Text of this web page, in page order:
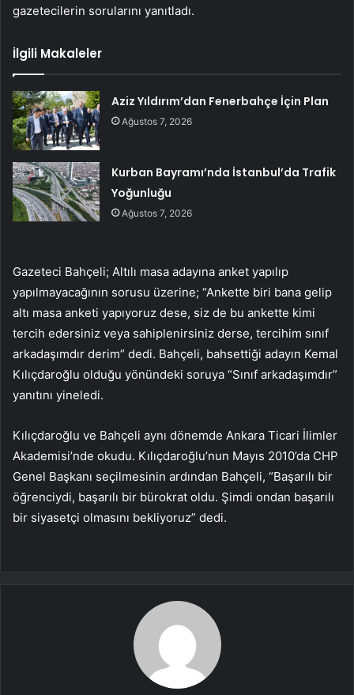
gazetecilerin sorularını yanıtladı.
İlgili Makaleler
Aziz Yıldırım’dan Fenerbahçe İçin Plan
Ağustos 7, 2026
Kurban Bayramı’nda İstanbul’da Trafik
Yoğunluğu
Ağustos 7, 2026
Gazeteci Bahçeli; Altılı masa adayına anket yapılıp
yapılmayacağının sorusu üzerine; “Ankette biri bana gelip
altı masa anketi yapıyoruz dese, siz de bu ankette kimi
tercih edersiniz veya sahiplenirsiniz derse, tercihim sınıf
arkadaşımdır derim” dedi. Bahçeli, bahsettiği adayın Kemal
Kılıçdaroğlu olduğu yönündeki soruya “Sınıf arkadaşımdır”
yanıtını yineledi.
Kılıçdaroğlu ve Bahçeli aynı dönemde Ankara Ticari İlimler
Akademisi’nde okudu. Kılıçdaroğlu’nun Mayıs 2010’da CHP
Genel Başkanı seçilmesinin ardından Bahçeli, “Başarılı bir
öğrenciydi, başarılı bir bürokrat oldu. Şimdi ondan başarılı
bir siyasetçi olmasını bekliyoruz” dedi.